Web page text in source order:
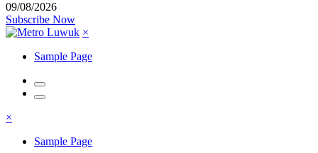
09/08/2026
Subscribe Now
×
Sample Page
×
Sample Page